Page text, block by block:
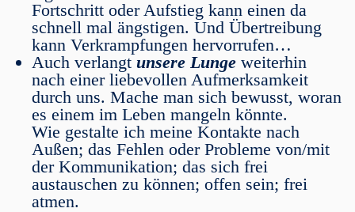
Fortschritt oder Aufstieg kann einen da
schnell mal ängstigen. Und Übertreibung
kann Verkrampfungen hervorrufen…
Auch verlangt unsere Lunge weiterhin
nach einer liebevollen Aufmerksamkeit
durch uns. Mache man sich bewusst, woran
es einem im Leben mangeln könnte.
Wie gestalte ich meine Kontakte nach
Außen; das Fehlen oder Probleme von/mit
der Kommunikation; das sich frei
austauschen zu können; offen sein; frei
atmen.